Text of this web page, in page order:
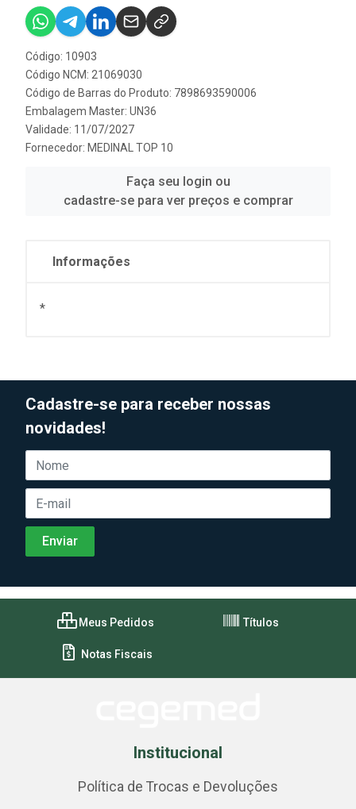
Código: 10903
Código NCM: 21069030
Código de Barras do Produto: 7898693590006
Embalagem Master: UN36
Validade: 11/07/2027
Fornecedor: MEDINAL TOP 10
Faça seu login ou
cadastre-se para ver preços e comprar
Informações
*
Cadastre-se para receber nossas
novidades!
Meus Pedidos Títulos
Notas Fiscais
Institucional
Política de Trocas e Devoluções